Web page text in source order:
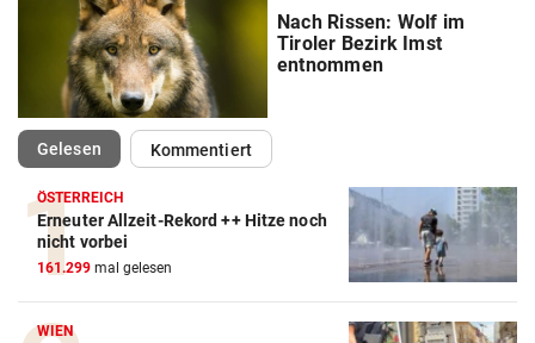
Nach Rissen: Wolf im
Tiroler Bezirk Imst
entnommen
Gelesen(ausgewählt)Kommentiert
ÖSTERREICH
Erneuter Allzeit-Rekord ++ Hitze noch
nicht vorbei
161.299 mal gelesen
WIEN